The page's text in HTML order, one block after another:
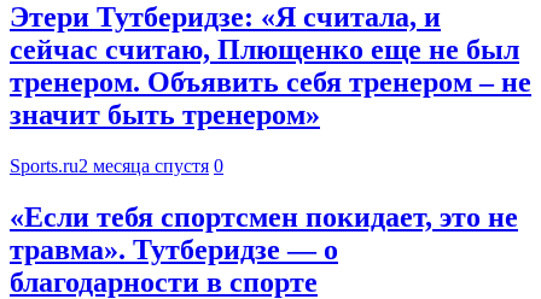
Этери Тутберидзе: «Я считала, и
сейчас считаю, Плющенко еще не был
тренером. Объявить себя тренером – не
значит быть тренером»
Sports.ru2 месяца спустя 0
«Если тебя спортсмен покидает, это не
травма». Тутберидзе — о
благодарности в спорте